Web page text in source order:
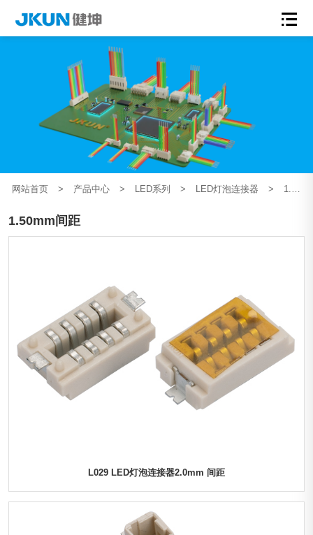
网站首页 > 产品中心 > LED系列 > LED灯泡连接器 > 1.50mm间距
1.50mm间距
L029 LED灯泡连接器2.0mm 间距